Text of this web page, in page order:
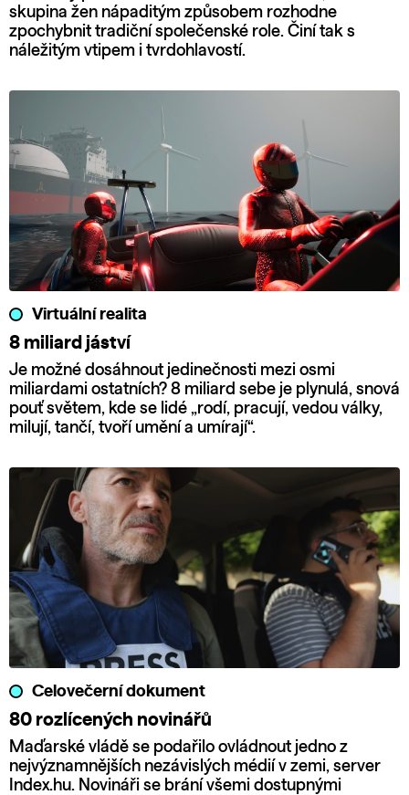
skupina žen nápaditým způsobem rozhodne
zpochybnit tradiční společenské role. Činí tak s
náležitým vtipem i tvrdohlavostí.
Virtuální realita
8 miliard jáství
Je možné dosáhnout jedinečnosti mezi osmi
miliardami ostatních? 8 miliard sebe je plynulá, snová
pouť světem, kde se lidé „rodí, pracují, vedou války,
milují, tančí, tvoří umění a umírají“.
Celovečerní dokument
80 rozlícených novinářů
Maďarské vládě se podařilo ovládnout jedno z
nejvýznamnějších nezávislých médií v zemi, server
Index.hu. Novináři se brání všemi dostupnými